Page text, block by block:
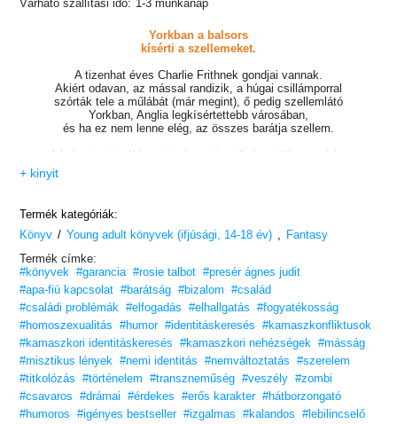
Várható szállítási idő: 1-3 munkanap
Yorkban a balsors
kísérti a szellemeket.
A tizenhat éves Charlie Frithnek gondjai vannak.
Akiért odavan, az mással randizik, a húgai csillámporral
szórták tele a műlábát (már megint), ő pedig szellemlátó
Yorkban, Anglia legkísértettebb városában,
és ha ez nem lenne elég, az összes barátja szellem.
A helyzetet tovább rontja, hogy úgy tűnik, rejtélyes módon
nevezetes szellemek tűnnek el York szellemjárta utcáiról és
irritáló látója azt várja tőle, hogy járjon utána, hogy ki – vagy mi –
a felelős, és fedje fel az eltűnések mögött álló sötét titkot.
nem marad más választása, mint szembenézni az árnyakkal –
és a Sam iránti egyre erősödő érzéseivel. A fiúknak mindent
kockára kell tenniük, hogy megmentsék York szellemeit,
mert ez az ellenfél semmitől sem riad vissza, hogy véghez vigye
pusztító tervét. Túlvilági életeket kockáztatnak,
és Charlie kifut az időből…
Tökéletes választás, ha szereted az olyan könyveket,
mint a Ninth House – A kilencedik ház .”– Rory Michaelson, író
„Határtalanul okos, szívből jövő, queer történet. Talbot valami
borzongatóan élvezeteset alkotott!” – Adam Sass, bestsellerszerző
+ kinyit
Termék kategóriák:
Könyv / Young adult könyvek (ifjúsági, 14-18 év)
Fantasy
Termék címke:
#könyvek #garancia #rosie talbot #presér ágnes judit
#apa-fiú kapcsolat #barátság #bizalom
#család
#családi problémák #elfogadás #elhallgatás
#fogyatékosság
#homoszexualitás
#humor #identitáskeresés
#kamaszkonfliktusok
#kamaszkori identitáskeresés
#kamaszkori nehézségek #másság
#misztikus lények #nemi identitás #nemváltoztatás
#szerelem
#titkolózás
#történelem #transzneműség #veszély #zombi
#csavaros
#drámai #érdekes #erős karakter #hátborzongató
#humoros
#igényes bestseller #izgalmas #kalandos
#lebilincselő